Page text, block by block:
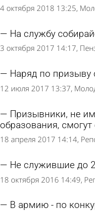
4 октября 2018 13:25
На службу
3 октября 2017 14:17
Наряд по призыву
12 июля 2017 13:37
Призывники, не
образования,
18 апреля 2017 14:14
Не служившие до
18 октября 2016 14:49
В армию - по